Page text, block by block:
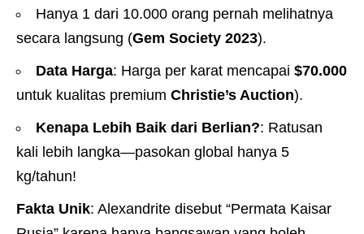
Hanya 1 dari 10.000 orang pernah melihatnya
secara langsung (Gem Society 2023).
Data Harga: Harga per karat mencapai $70.000
untuk kualitas premium Christie’s Auction).
Kenapa Lebih Baik dari Berlian?: Ratusan
kali lebih langka—pasokan global hanya 5
kg/tahun!
Fakta Unik: Alexandrite disebut “Permata Kaisar